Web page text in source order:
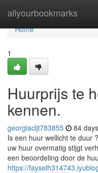
allyourbookmarks
Home
Home
1
Huurprijs te
kennen.
georgiacljt783855 84
Is een huur wellicht te duur
uw huur overmatig stijgt
een beoordeling door de
https://